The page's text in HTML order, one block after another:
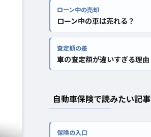
ローン中の売却
ローン中の車は売れる？
査定額の差
車の査定額が違いすぎる理由
自動車保険で読みたい記事
保険の入口